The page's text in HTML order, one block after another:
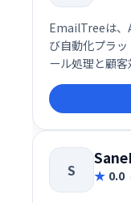
EmailTreeは、
び自動化プラ
ール処理と顧
す。このサー
案、センチメン
産性を劇的に
S 0.0